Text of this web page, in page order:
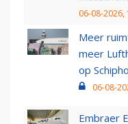
06-08-2026,
Meer
meer
op
06-08-
Embraer